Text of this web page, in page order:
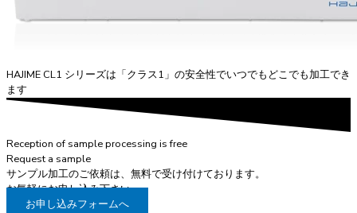
HAJIME CL1 シリーズは「クラス1」の安全性でいつでもどこでも加工でき
ます
Reception of sample processing is free
Request a sample
サンプル加工のご依頼は、無料で受け付けております。
お気軽にお申し込み下さい。
お申し込みフォームへ